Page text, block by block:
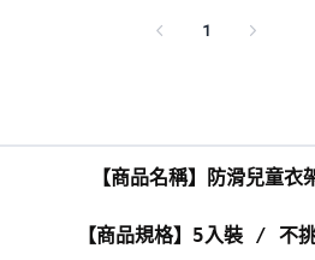
1
【商品名稱】防滑兒童衣
【商品規格】5入裝 / 不